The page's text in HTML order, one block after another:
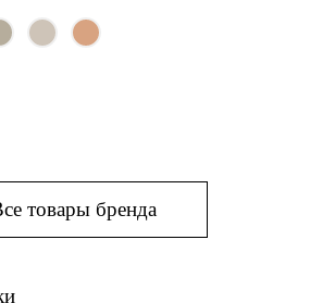
товары бренда